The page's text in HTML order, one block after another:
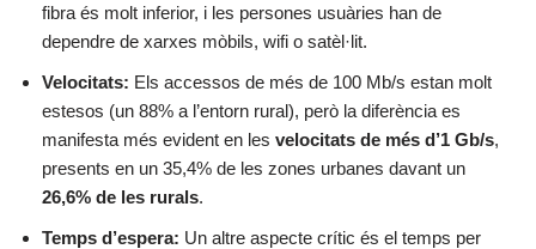
fibra és molt inferior, i les persones usuàries han de
dependre de xarxes mòbils, wifi o satèl·lit.
Velocitats: Els accessos de més de 100 Mb/s estan molt
estesos (un 88% a l’entorn rural), però la diferència es
manifesta més evident en les velocitats de més d’1 Gb/s,
presents en un 35,4% de les zones urbanes davant un
26,6% de les rurals.
Temps d’espera: Un altre aspecte crític és el temps per